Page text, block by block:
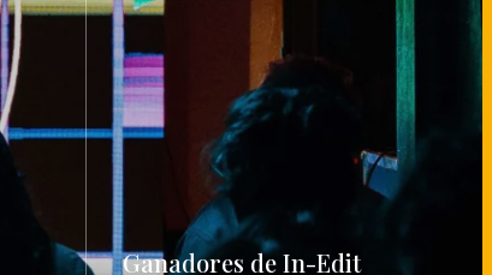
Ganadores de In-Edit